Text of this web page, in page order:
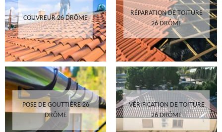
COUVREUR 26 DRÔME
RÉPARATION DE TOITURE
26 DRÔME
POSE DE GOUTTIÈRE 26
DRÔME
VÉRIFICATION DE TOITURE
26 DRÔME